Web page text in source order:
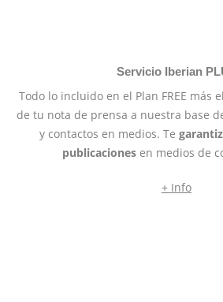
Servicio Iberian
Todo lo incluido en el Plan FREE más
de tu nota de prensa a nuestra base
y contactos en medios. Te
publicaciones en medios de
+ Info